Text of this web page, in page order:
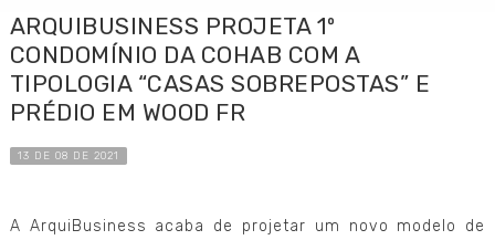
ARQUIBUSINESS PROJETA 1º
CONDOMÍNIO DA COHAB COM A
TIPOLOGIA “CASAS SOBREPOSTAS” E
PRÉDIO EM WOOD FR
13 DE 08 DE 2021
A ArquiBusiness acaba de projetar um novo modelo de